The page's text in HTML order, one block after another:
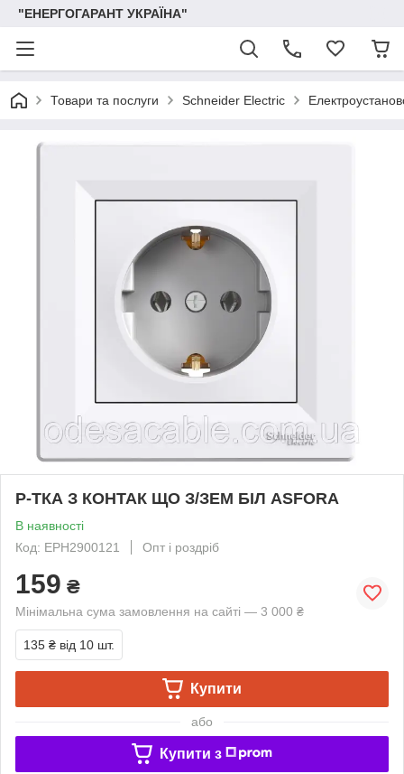
"ЕНЕРГОГАРАНТ УКРАЇНА"
Товари та послуги Schneider Electric
Р-ТКА З КОНТАК ЩО З/ЗЕМ БІЛ ASFORA
В наявності
Код: EPH2900121
Опт і роздріб
159 ₴
Мінімальна сума замовлення на сайті — 3 000 ₴
135 ₴ від 10 шт.
Купити
або
Купити з